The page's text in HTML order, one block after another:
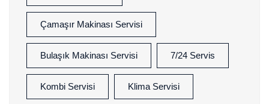
Çamaşır Makinası Servisi
Bulaşık Makinası Servisi 7/24 Servis
Kombi Servisi Klima Servisi